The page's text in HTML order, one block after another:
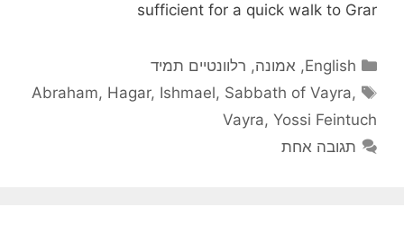
sufficient for a quick walk to Grar
קטגוריות
English
, אמונה, רלוונטיים תמיד
תגיות
Abraham, Hagar, Ishmael, Sabbath of Vayra,
Vayra, Yossi Feintuch
תגובה אחת